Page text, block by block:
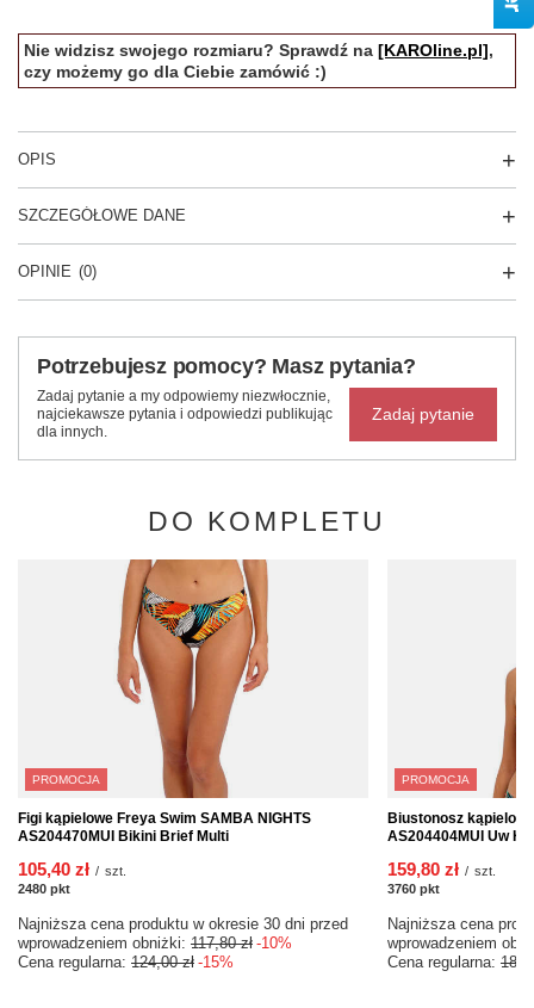
Nie widzisz swojego rozmiaru? Sprawdź na [KAROline.pl],
czy możemy go dla Ciebie zamówić :)
OPIS
SZCZEGÓŁOWE DANE
OPINIE (0)
Potrzebujesz pomocy? Masz pytania?
Zadaj pytanie a my odpowiemy niezwłocznie,
najciekawsze pytania i odpowiedzi publikując
dla innych.
Zadaj pytanie
DO KOMPLETU
PROMOCJA
Figi kąpielowe Freya Swim SAMBA NIGHTS
AS204470MUI Bikini Brief Multi
105,40 zł / szt.
2480 pkt
Najniższa cena produktu w okresie 30 dni przed
wprowadzeniem obniżki: 117,80 zł -10%
Cena regularna: 124,00 zł -15%
PROMOCJA
Biustonosz
AS204404MUI Uw
159,80 zł / szt.
3760 pkt
Najniższa cena
wprowadzeniem
Cena regularna: